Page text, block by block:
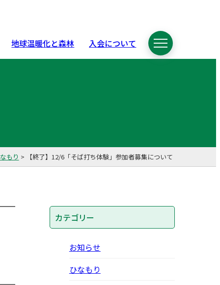
地球温暖化と森林 入会について
もり > 【終了】12/6「そば打ち体験」参加者募集について
カテゴリー
お知らせ
ひなもり